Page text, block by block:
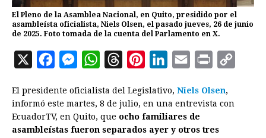
El Pleno de la Asamblea Nacional, en Quito, presidido por el
asambleísta oficialista, Niels Olsen, el pasado jueves, 26 de junio
de 2025. Foto tomada de la cuenta del Parlamento en X.
X
c
e
b
M
s
s
e
W
a
t
s
r
e
a
n
t
e
n
k
e
a
i
l
i
t
El presidente oficialista del Legislativo, Niels Olsen,
informó este martes, 8 de julio, en una entrevista con
EcuadorTV, en Quito, que ocho familiares de
asambleístas fueron separados ayer y otros tres